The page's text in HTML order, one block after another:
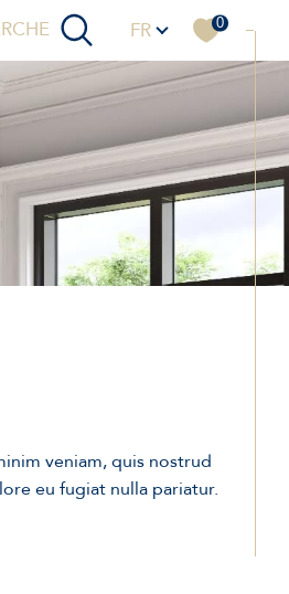
Langue
FR 0
veniam, quis nostrud
eu fugiat nulla pariatur.